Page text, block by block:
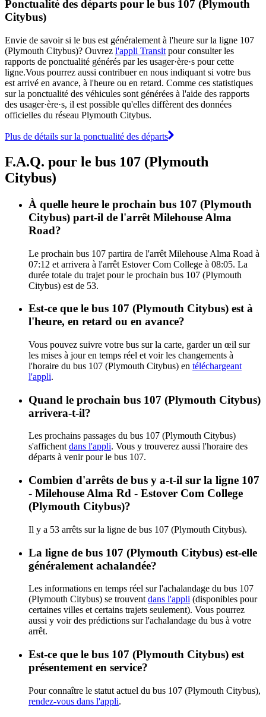
Ponctualité des départs pour le bus 107 (Plymouth
Citybus)
Envie de savoir si le bus est généralement à l'heure sur la ligne 107
(Plymouth Citybus)? Ouvrez l'appli Transit pour consulter les
rapports de ponctualité générés par les usager·ère·s pour cette
ligne.Vous pourrez aussi contribuer en nous indiquant si votre bus
est arrivé en avance, à l'heure ou en retard. Comme ces statistiques
sur la ponctualité des véhicules sont générées à l'aide des rapports
des usager·ère·s, il est possible qu'elles diffèrent des données
officielles du réseau Plymouth Citybus.
Plus de détails sur la ponctualité des départs
F.A.Q. pour le bus 107 (Plymouth
Citybus)
À quelle heure le prochain bus 107 (Plymouth
Citybus) part-il de l'arrêt Milehouse Alma
Road?
Le prochain bus 107 partira de l'arrêt Milehouse Alma Road à
07:12 et arrivera à l'arrêt Estover Com College à 08:05. La
durée totale du trajet pour le prochain bus 107 (Plymouth
Citybus) est de 53.
Est-ce que le bus 107 (Plymouth Citybus) est à
l'heure, en retard ou en avance?
Vous pouvez suivre votre bus sur la carte, garder un œil sur
les mises à jour en temps réel et voir les changements à
l'horaire du bus 107 (Plymouth Citybus) en téléchargeant
l'appli.
Quand le prochain bus 107 (Plymouth Citybus)
arrivera-t-il?
Les prochains passages du bus 107 (Plymouth Citybus)
s'affichent dans l'appli. Vous y trouverez aussi l'horaire des
départs à venir pour le bus 107.
Combien d'arrêts de bus y a-t-il sur la ligne 107
- Milehouse Alma Rd - Estover Com College
(Plymouth Citybus)?
Il y a 53 arrêts sur la ligne de bus 107 (Plymouth Citybus).
La ligne de bus 107 (Plymouth Citybus) est-elle
généralement achalandée?
Les informations en temps réel sur l'achalandage du bus 107
(Plymouth Citybus) se trouvent dans l'appli (disponibles pour
certaines villes et certains trajets seulement). Vous pourrez
aussi y voir des prédictions sur l'achalandage du bus à votre
arrêt.
Est-ce que le bus 107 (Plymouth Citybus) est
présentement en service?
Pour connaître le statut actuel du bus 107 (Plymouth Citybus),
rendez-vous dans l'appli.